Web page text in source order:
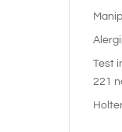
Test
221